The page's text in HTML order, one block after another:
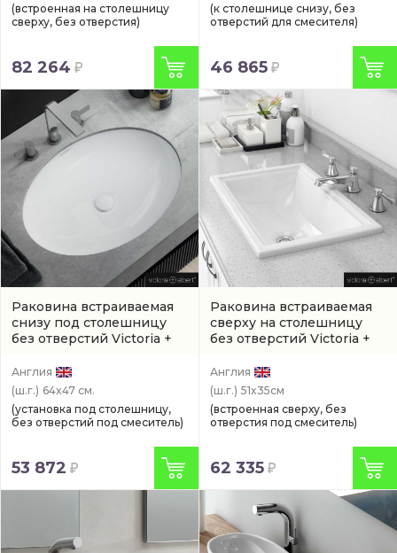
(встроенная на столешницу
сверху, без отверстия)
82 264
(к столешнице снизу, без
отверстий для смесителя)
46 865
Раковина встраиваемая
снизу под столешницу
без отверстий Victoria +
KAA-65-IO)
Англия
(ш.г.) 64x47 см.
(установка под столешницу,
без отверстий под смеситель)
53 872
Раковина встраиваемая
сверху на столешницу
без отверстий Victoria +
(DU-PEM-52-IO)
Англия
(ш.г.) 51x35см
(встроенная сверху, без
отверстия под смеситель)
62 335